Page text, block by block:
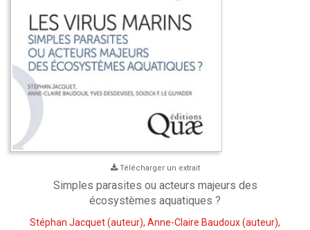
Télécharger un extrait
Simples parasites ou acteurs majeurs des
écosystèmes aquatiques ?
Stéphan Jacquet(auteur), Anne-Claire Baudoux(auteur),